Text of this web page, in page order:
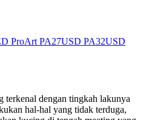
ProArt PA27USD PA32USD
terkenal dengan tingkah lakunya
hal-hal yang tidak terduga,